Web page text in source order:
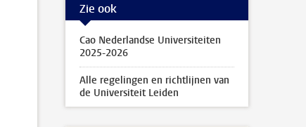
Zie ook
Cao Nederlandse Universiteiten
2025-2026
Alle regelingen en richtlijnen van
de Universiteit Leiden